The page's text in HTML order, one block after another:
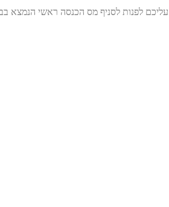
עליכם לפנות לסניף מס הכנסה ראשי הנמצא